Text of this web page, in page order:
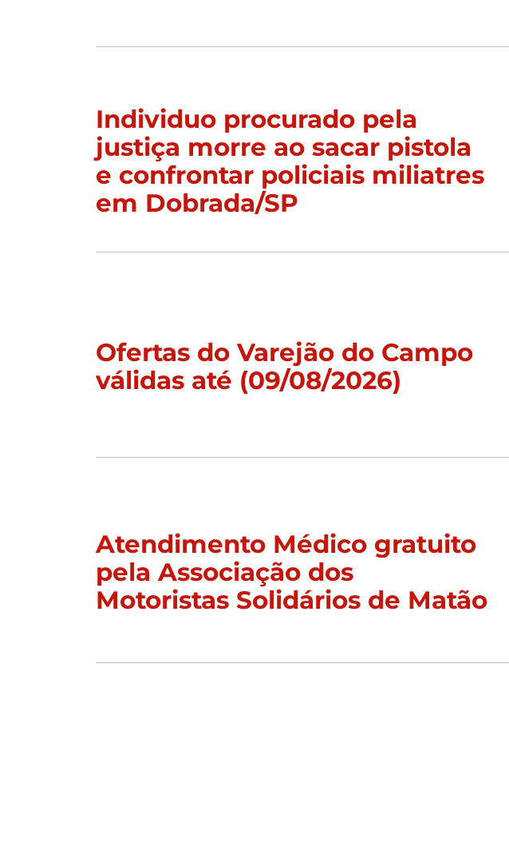
Individuo procurado pela
justiça morre ao sacar pistola
e confrontar policiais miliatres
em Dobrada/SP
Ofertas do Varejão do Campo
válidas até (09/08/2026)
Atendimento Médico gratuito
pela Associação dos
Motoristas Solidários de Matão